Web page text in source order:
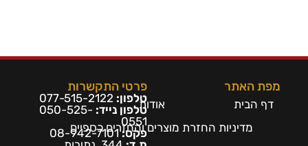
מפת האתר
דף הבית
אודות
מדיניות החזרת מוצרים והחזרים כספיים
פרטי התקשרות
טלפון: 077-515-2122
טלפון נייד: 050-525-
0551
פקס:08-942-7101